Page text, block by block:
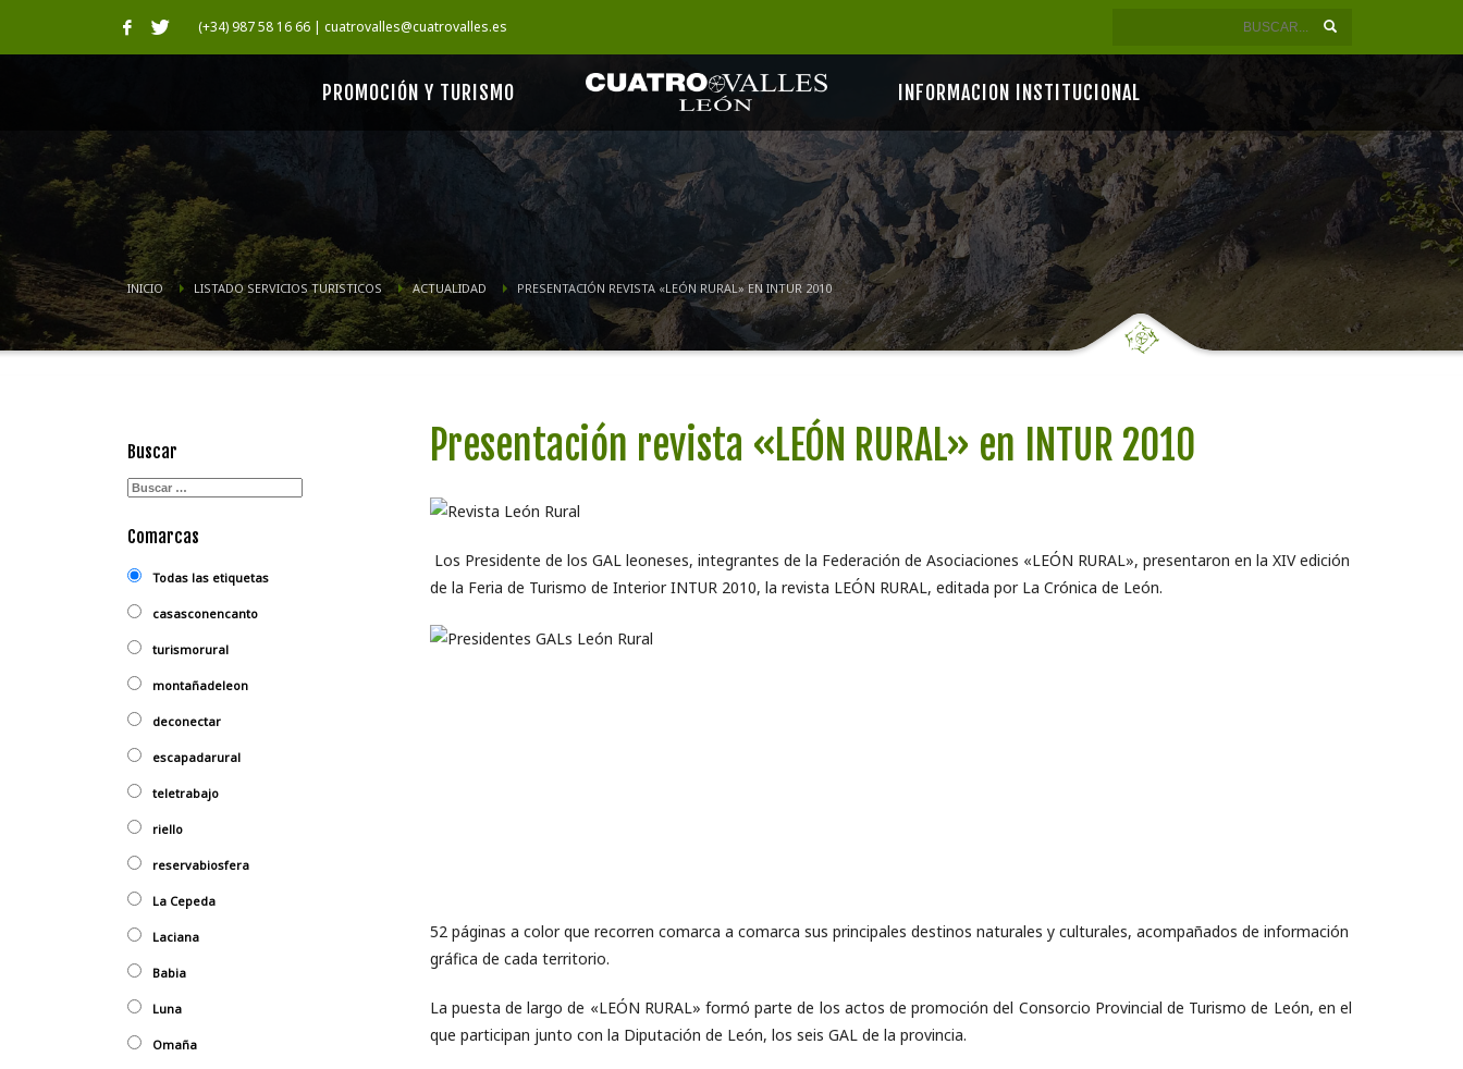
(+34) 987 58 16 66 | cuatrovalles@cuatrovalles.es
PROMOCIÓN Y TURISMO INFORMACION INSTITUCIONAL
INICIO LISTADO SERVICIOS TURISTICOS ACTUALIDAD PRESENTACIÓN REVISTA «LEÓN RURAL» EN INTUR 2010
Presentación revista «LEÓN RURAL» en INTUR 2010
Los Presidente de los GAL leoneses, integrantes de la Federación de Asociaciones «LEÓN RURAL», presentaron en la XIV edición
de la Feria de Turismo de Interior INTUR 2010, la revista LEÓN RURAL, editada por La Crónica de León.
52 páginas a color que recorren comarca a comarca sus principales destinos naturales y culturales, acompañados de información
gráfica de cada territorio.
La puesta de largo de «LEÓN RURAL» formó parte de los actos de promoción del Consorcio Provincial de Turismo de León, en el
que participan junto con la Diputación de León, los seis GAL de la provincia.
Buscar
Comarcas
Todas las etiquetas
casasconencanto
turismorural
montañadeleon
deconectar
escapadarural
teletrabajo
riello
reservabiosfera
La Cepeda
Laciana
Babia
Luna
Omaña